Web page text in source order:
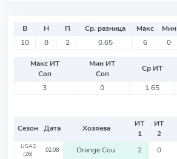
В Н П Ср. разница Макс Мин
10
8 2 0.65 6 0
Макс ИТ
Соп
Мин ИТ
Соп
Ср ИТ
3
0 1.65
Сезон Дата Хозяева
ИТ
1
ИТ
2
USA2
(26)
02.08 Orange Cou 2 0